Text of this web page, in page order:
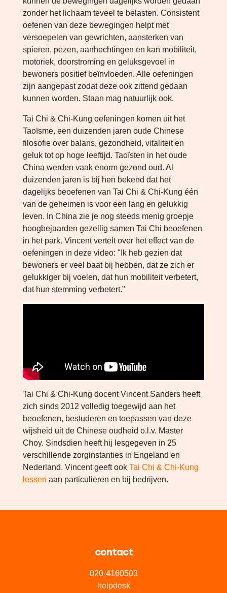
zonder het lichaam teveel te belasten. Consistent
oefenen van deze bewegingen helpt met
versoepelen van gewrichten, aansterken van
spieren, pezen, aanhechtingen en kan mobiliteit,
motoriek, doorstroming en geluksgevoel in
bewoners positief beïnvloeden. Alle oefeningen
zijn aangepast zodat deze ook zittend gedaan
kunnen worden. Staan mag natuurlijk ook.
Tai Chi & Chi-Kung oefeningen komen uit het
Taoïsme, een duizenden jaren oude Chinese
filosofie over balans, gezondheid, vitaliteit en
geluk tot op hoge leeftijd. Taoïsten in het oude
China werden vaak enorm gezond oud. Al
duizenden jaren is bij hen bekend dat het
dagelijks beoefenen van Tai Chi & Chi-Kung één
van de geheimen is voor een lang en gelukkig
leven. In China zie je nog steeds menig groepje
hoogbejaarden gezellig samen Tai Chi beoefenen
in het park. Vincent vertelt over het effect van de
oefeningen in deze video: "Ik heb gezien dat
bewoners er veel baat bij hebben, dat ze zich er
gelukkiger bij voelen, dat hun mobiliteit verbetert,
dat hun stemming verbetert."
Tai Chi & Chi-Kung docent Vincent Sanders heeft
zich sinds 2012 volledig toegewijd aan het
beoefenen, bestuderen en toepassen van deze
wijsheid uit de Chinese oudheid o.l.v. Master
Choy. Sindsdien heeft hij lesgegeven in 25
verschillende zorginstanties in Engeland en
Nederland. Vincent geeft ook Tai Chi & Chi-Kung
lessen aan particulieren en bij bedrijven.
contact
020-4160503
helpdesk